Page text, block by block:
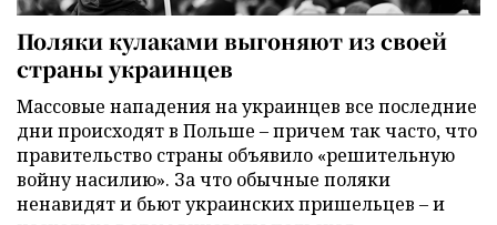
Поляки кулаками выгоняют из своей
страны украинцев
Массовые нападения на украинцев все последние
дни происходят в Польше – причем так часто, что
правительство страны объявило «решительную
войну насилию». За что обычные поляки
ненавидят и бьют украинских пришельцев – и